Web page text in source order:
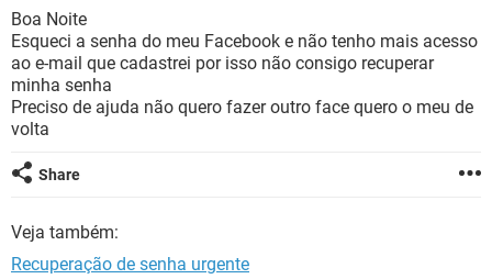
INSTAGRAM
GUIA DE COMPRAS
OUTLOOK
INSTAGRAM GMAIL
GUIA DE COMPRAS
JOGOS
CELULAR FACEBOOK
OUTLOOK
INSTAGRAM
GUIA DE COMPRAS
Boa Noite
Esqueci a senha do meu Facebook e não tenho mais acesso
ao e-mail que cadastrei por isso não consigo recuperar
minha senha
Preciso de ajuda não quero fazer outro face quero o meu de
volta
Share
Veja também:
Recuperação de senha urgente